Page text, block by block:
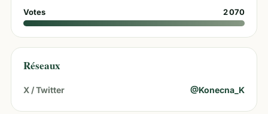
Votes 2 070
Réseaux
X / Twitter @Konecna_K